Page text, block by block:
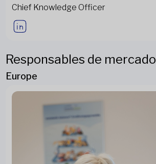
Chief Knowledge Officer
Responsables de mercado
Europe